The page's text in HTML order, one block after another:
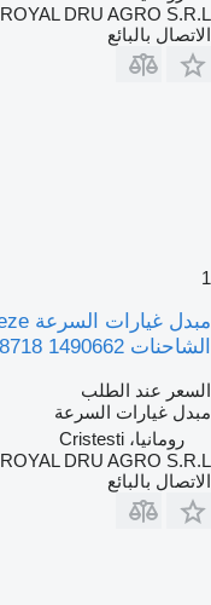
ROYAL DRU AGRO S.R.L.
الاتصال بالبائع
1
الشاحنات Scania 1520744 1354555 2088718 1490662
السعر عند الطلب
مبدل غيارات السرعة
رومانيا، Cristesti
ROYAL DRU AGRO S.R.L.
الاتصال بالبائع